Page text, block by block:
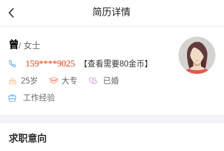
简历详情
曾/ 女士
159****9025 【查看需要80金币】
25岁 大专 已婚
工作经验
求职意向